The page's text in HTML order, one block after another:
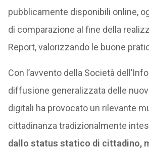
pubblicamente disponibili online,
di comparazione al fine della
Report, valorizzando le buone
Con l’avvento della Società
diffusione generalizzata delle
digitali ha provocato un rilevante
cittadinanza tradizionalmente
dallo status statico di cittadino,